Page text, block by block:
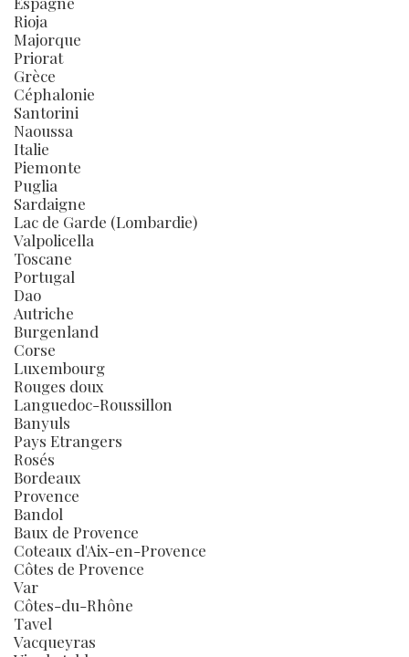
Rioja
Majorque
Priorat
Grèce
Céphalonie
Santorini
Naoussa
Italie
Piemonte
Puglia
Sardaigne
Lac de Garde (Lombardie)
Valpolicella
Toscane
Portugal
Dao
Autriche
Burgenland
Corse
Luxembourg
Rouges doux
Languedoc-Roussillon
Banyuls
Pays Etrangers
Rosés
Bordeaux
Provence
Bandol
Baux de Provence
Coteaux d'Aix-en-Provence
Côtes de Provence
Var
Côtes-du-Rhône
Tavel
Vacqueyras